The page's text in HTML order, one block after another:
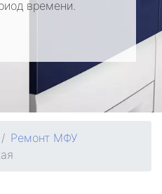
времени.
Ремонт МФУ